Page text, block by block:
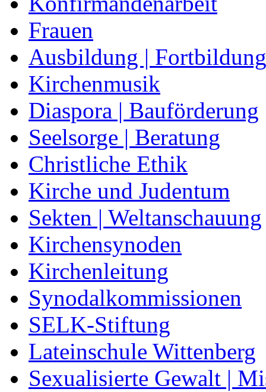
Frauen
Ausbildung | Fortbildung
Kirchenmusik
Diaspora | Bauförderung
Seelsorge | Beratung
Christliche Ethik
Kirche und Judentum
Sekten | Weltanschauung
Kirchensynoden
Kirchenleitung
Synodalkommissionen
SELK-Stiftung
Lateinschule Wittenberg
Sexualisierte Gewalt |